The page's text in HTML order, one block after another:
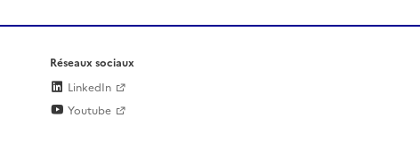
Réseaux sociaux
LinkedIn
Youtube